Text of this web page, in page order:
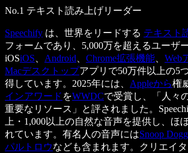
No.1 テキスト読み上げリーダー
Speechify は、世界をリードする テキスト
フォームであり、5,000万を超えるユーザ
iOSiOS Android Chrome拡張機能 Web
Macデスクトップアプリで50万件以上の5
得しています。2025年には、 Appleから権
インアワード をWWDCで受賞し、「人々
重要なリソース」と評されました。
上・1,000以上の自然な音声を提供し、ほ
れています。有名人の音声にはSnoop Dogg
パルトロウなども含まれます。クリエイタ